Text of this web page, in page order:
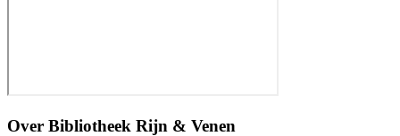
Over Bibliotheek Rijn & Venen